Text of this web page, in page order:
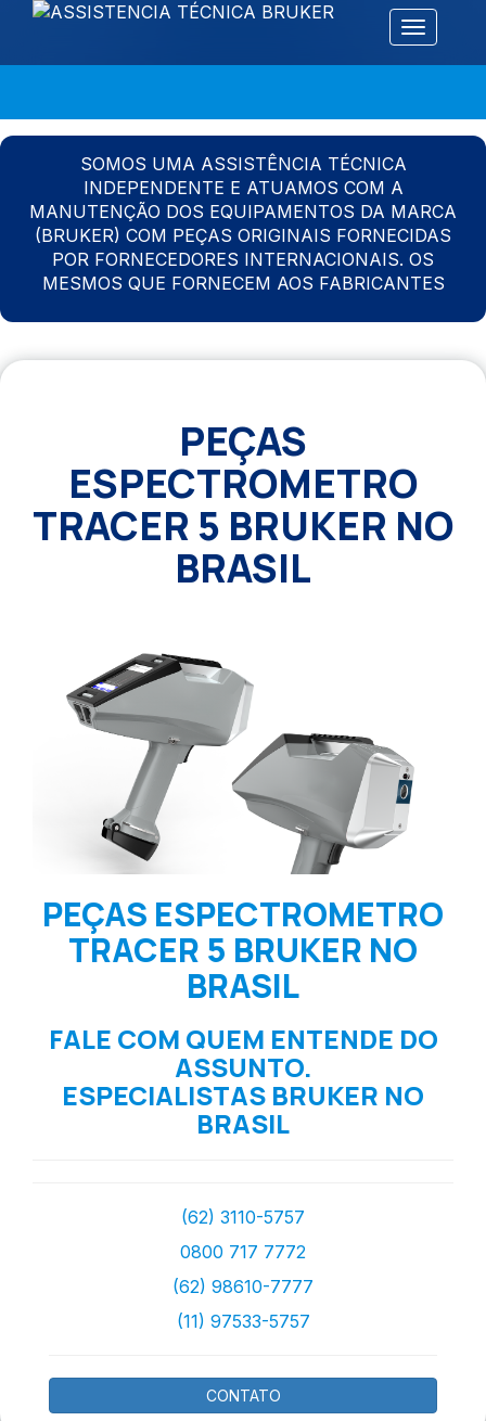
Alternar
SOMOS UMA ASSISTÊNCIA TÉCNICA
INDEPENDENTE E ATUAMOS COM A
MANUTENÇÃO DOS EQUIPAMENTOS DA MARCA
(BRUKER) COM PEÇAS ORIGINAIS FORNECIDAS
POR FORNECEDORES INTERNACIONAIS. OS
MESMOS QUE FORNECEM AOS FABRICANTES
PEÇAS
ESPECTROMETRO
TRACER 5 BRUKER NO
BRASIL
PEÇAS ESPECTROMETRO
TRACER 5 BRUKER NO
BRASIL
FALE COM QUEM ENTENDE DO
ASSUNTO.
ESPECIALISTAS BRUKER NO
BRASIL
(62) 3110-5757
0800 717 7772
(62) 98610-7777
(11) 97533-5757
CONTATO